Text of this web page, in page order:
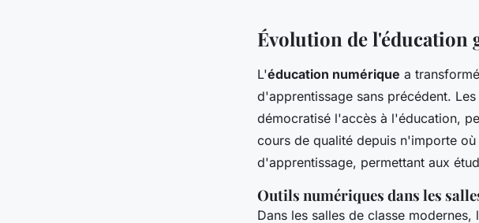
Évolution de l'éducation
L'éducation numérique a
d'apprentissage sans précédent. Les
démocratisé l'accès à l'éducation,
cours de qualité depuis n'importe
d'apprentissage, permettant aux
Outils numériques dans les
Dans les salles de classe modernes,